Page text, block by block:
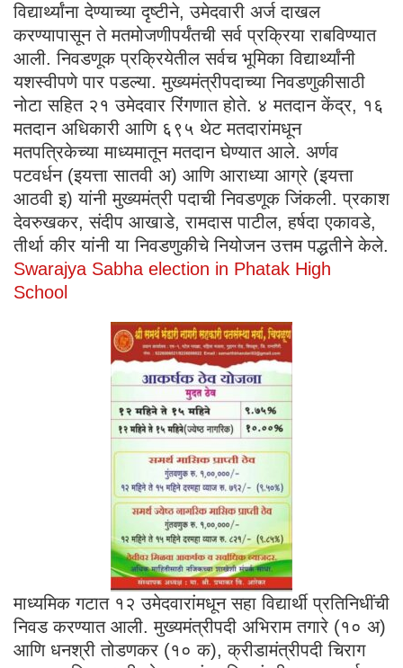
विद्यार्थ्यांना देण्याच्या दृष्टीने, उमेदवारी अर्ज दाखल
करण्यापासून ते मतमोजणीपर्यंतची सर्व प्रक्रिया राबविण्यात
आली. निवडणूक प्रक्रियेतील सर्वच भूमिका विद्यार्थ्यांनी
यशस्वीपणे पार पडल्या. मुख्यमंत्रीपदाच्या निवडणुकीसाठी
नोटा सहित २१ उमेदवार रिंगणात होते. ४ मतदान केंद्र, १६
मतदान अधिकारी आणि ६९५ थेट मतदारांमधून
मतपत्रिकेच्या माध्यमातून मतदान घेण्यात आले. अर्णव
पटवर्धन (इयत्ता सातवी अ) आणि आराध्या आग्रे (इयत्ता
आठवी इ) यांनी मुख्यमंत्री पदाची निवडणूक जिंकली. प्रकाश
देवरुखकर, संदीप आखाडे, रामदास पाटील, हर्षदा एकावडे,
तीर्था कीर यांनी या निवडणुकीचे नियोजन उत्तम पद्धतीने केले.
Swarajya Sabha election in Phatak High
School
माध्यमिक गटात १२ उमेदवारांमधून सहा विद्यार्थी प्रतिनिधींची
निवड करण्यात आली. मुख्यमंत्रीपदी अभिराम तगारे (१० अ)
आणि धनश्री तोडणकर (१० क), क्रीडामंत्रीपदी चिराग